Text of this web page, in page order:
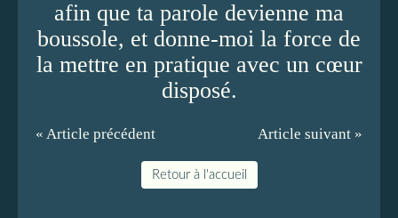
afin que ta parole devienne ma
boussole, et donne-moi la force de
la mettre en pratique avec un cœur
disposé.
« Article précédent Article suivant »
Retour à l'accueil